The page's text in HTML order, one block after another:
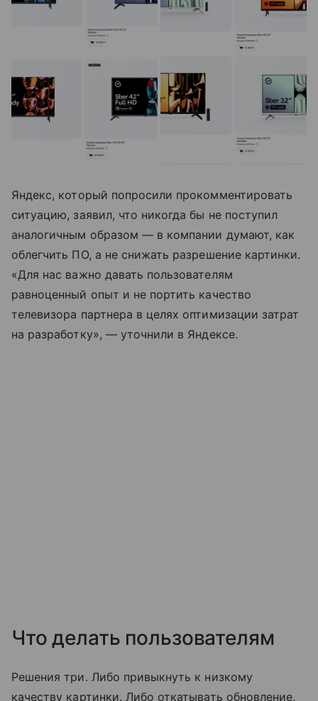
Яндекс, который попросили прокомментировать
ситуацию, заявил, что никогда бы не поступил
аналогичным образом — в компании думают, как
облегчить ПО, а не снижать разрешение картинки.
«Для нас важно давать пользователям
равноценный опыт и не портить качество
телевизора партнера в целях оптимизации затрат
на разработку», — уточнили в Яндексе.
Что делать пользователям
Решения три. Либо привыкнуть к низкому
качеству картинки. Либо откатывать обновление,